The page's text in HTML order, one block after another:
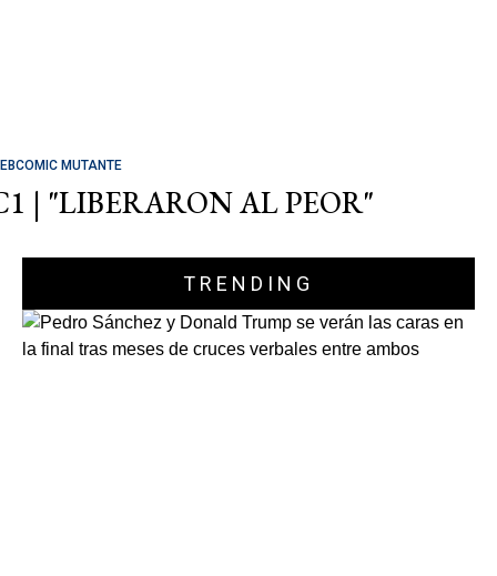
MUTANTE
| "LIBERARON AL PEOR"
TRENDING